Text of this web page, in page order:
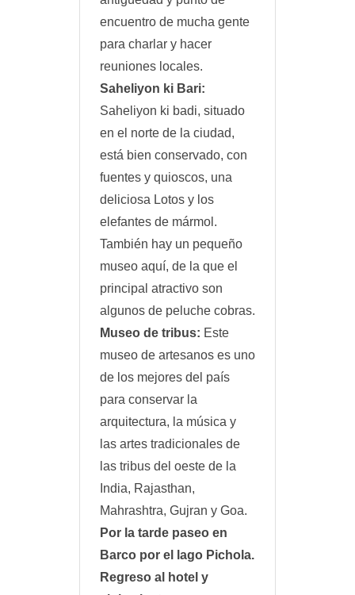
encuentro de mucha gente
para charlar y hacer
reuniones locales.
Saheliyon ki Bari:
Saheliyon ki badi, situado
en el norte de la ciudad,
está bien conservado, con
fuentes y quioscos, una
deliciosa Lotos y los
elefantes de mármol.
También hay un pequeño
museo aquí, de la que el
principal atractivo son
algunos de peluche cobras.
Museo de tribus: Este
museo de artesanos es uno
de los mejores del país
para conservar la
arquitectura, la música y
las artes tradicionales de
las tribus del oeste de la
India, Rajasthan,
Mahrashtra, Gujran y Goa.
Por la tarde paseo en
Barco por el lago Pichola.
Regreso al hotel y